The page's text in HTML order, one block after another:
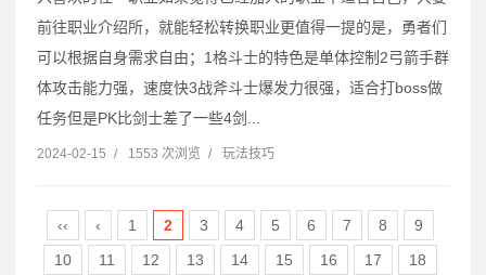
前往职业介绍所，就能轻松转换职业更值得一提的是，勇者们
可以根据自身需求自由；1格斗士的特色是单体控制2弓箭手群
体攻击能力强，速度快3战斧斗士爆发力很强，适合打boss做
任务但是PK比剑士差了一些4剑...
2024-02-15 / 1553 次浏览 / 玩法技巧
‹‹ ‹ 1 2 3 4 5 6 7 8
9
10
11 12 13 14 15 16 17 18